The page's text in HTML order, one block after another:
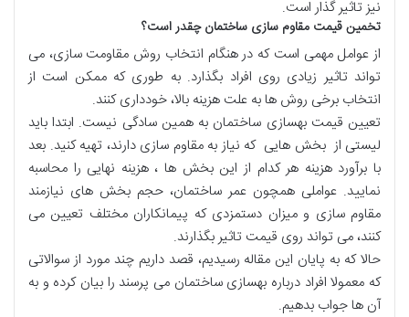
نیز تاثیر گذار است.
تخمین قیمت مقاوم سازی ساختمان چقدر است؟
از عوامل مهمی است که در هنگام انتخاب روش مقاومت سازی، می
تواند تاثیر زیادی روی افراد بگذارد. به طوری که ممکن است از
انتخاب برخی روش ها به علت هزینه بالا، خودداری کنند.
تعیین قیمت بهسازی ساختمان به همین سادگی نیست. ابتدا باید
لیستی از بخش هایی که نیاز به مقاوم سازی دارند، تهیه کنید. بعد
با برآورد هزینه هر کدام از این بخش ها ، هزینه نهایی را محاسبه
نمایید. عواملی همچون عمر ساختمان، حجم بخش های نیازمند
مقاوم سازی و میزان دستمزدی که پیمانکاران مختلف تعیین می
کنند، می تواند روی قیمت تاثیر بگذارند.
حالا که به پایان این مقاله رسیدیم، قصد داریم چند مورد از سوالاتی
که معمولا افراد درباره بهسازی ساختمان می پرسند را بیان کرده و به
آن ها جواب بدهیم.